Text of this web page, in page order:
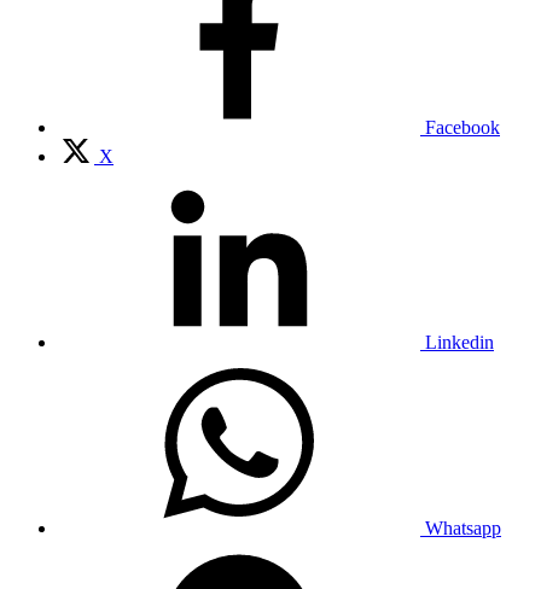
Facebook
X
Linkedin
Whatsapp